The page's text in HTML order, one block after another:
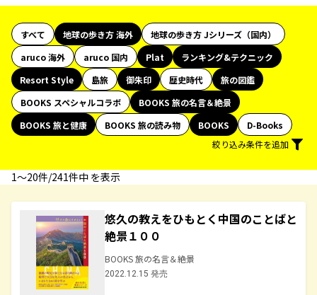
すべて 地球の歩き方 海外
地球の歩き方 Jシリーズ（国内）
aruco 海外
aruco 国内 Plat
ランキング&テクニック
Resort Style
島旅 御朱印 歴史時代
旅の図鑑
BOOKS スペシャルコラボ
BOOKS 旅の名言＆絶景
BOOKS 旅と健康
BOOKS 旅の読み物 BOOKS
D-Books
絞り込み条件を追加
1〜20件/241件中 を表示
悠久の教えをひもとく中国のことばと
絶景１００
BOOKS 旅の名言＆絶景
2022.12.15 発売